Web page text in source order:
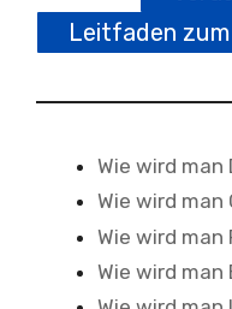
Leitfaden
Wie wird
Wie wird man
Wie wird man
Wie wird man